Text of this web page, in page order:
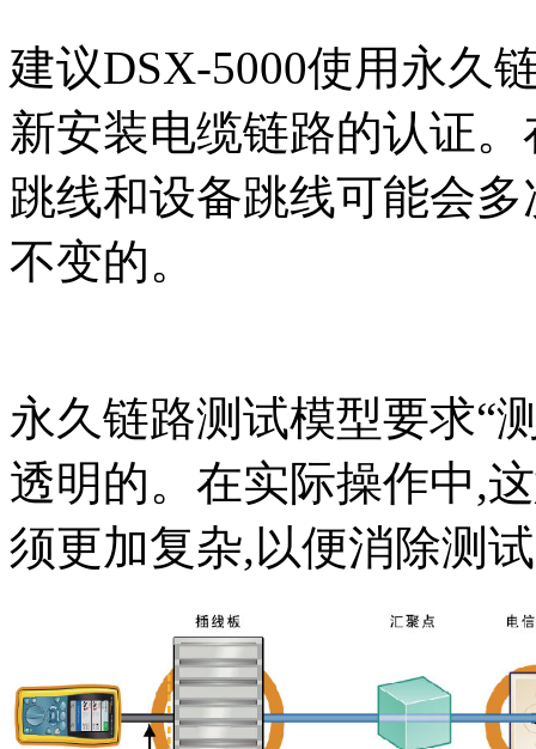
建议DSX-5000使用永久
新安装电缆链路的认证
跳线和设备跳线可能会
不变的。
永久链路测试模型要求“
透明的。在实际操作中,
须更加复杂,以便消除测